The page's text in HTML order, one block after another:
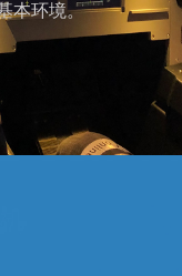
本环境。